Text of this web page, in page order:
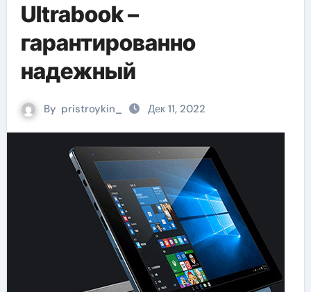
Ultrabook –
гарантированно
надежный
By pristroykin_ Дек 11, 2022